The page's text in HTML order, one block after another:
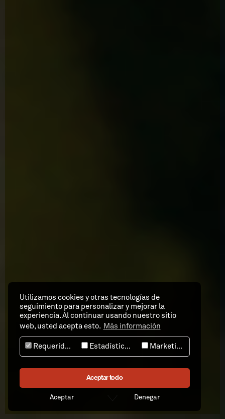
Utilizamos cookies y otras tecnologías de
seguimiento para personalizar y mejorar la
experiencia. Al continuar usando nuestro sitio
web, usted acepta esto. Más información
Requeridos Estadísticas Marketing
Aceptar todo
Aceptar Denegar